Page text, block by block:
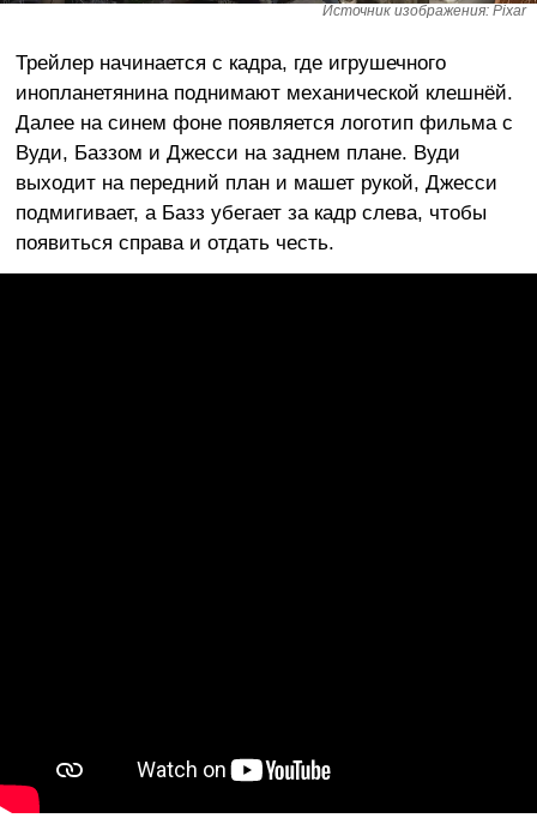
Источник изображения: Pixar
Трейлер начинается с кадра, где игрушечного
инопланетянина поднимают механической клешнёй.
Далее на синем фоне появляется логотип фильма с
Вуди, Баззом и Джесси на заднем плане. Вуди
выходит на передний план и машет рукой, Джесси
подмигивает, а Базз убегает за кадр слева, чтобы
появиться справа и отдать честь.